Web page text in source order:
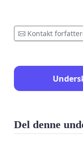
Kontakt
Del denne